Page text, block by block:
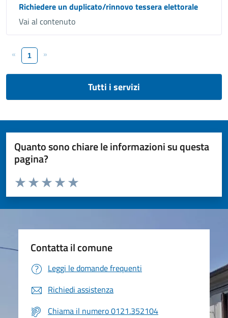
Richiedere un duplicato/rinnovo tessera elettorale
Vai al contenuto
« 1 »
Tutti i servizi
Quanto sono chiare le informazioni su questa
pagina?
Valuta da 1 a 5 stelle la pagina
Valuta 5 stelle su 5
Valuta 4 stelle su 5
Valuta 3 stelle su 5
Valuta 2 stelle su 5
Valuta 1 stelle su 5
Contatta il comune
Leggi le domande frequenti
Richiedi assistenza
Chiama il numero 0121.352104